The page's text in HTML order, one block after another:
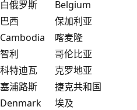
白俄罗斯
Belgium
巴西
保加利亚
Cambodia
喀麦隆
智利
哥伦比亚
科特迪瓦
克罗地亚
塞浦路斯
捷克共和国
Denmark
埃及